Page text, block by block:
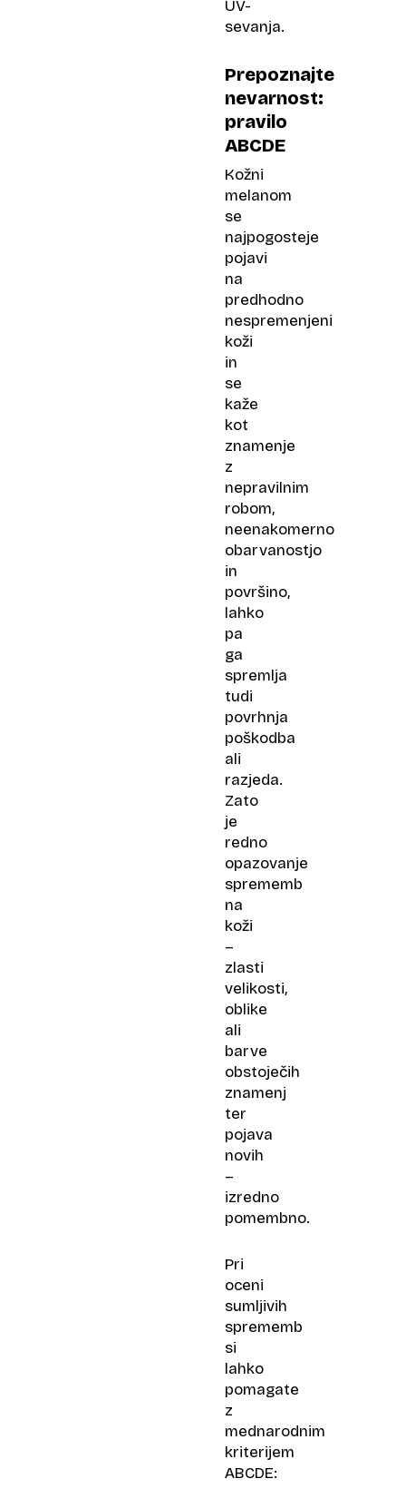
UV-
sevanja.
Prepoznajte
nevarnost:
pravilo
ABCDE
Kožni
melanom
se
najpogosteje
pojavi
na
predhodno
nespremenjeni
koži
in
se
kaže
kot
znamenje
z
nepravilnim
robom,
neenakomerno
obarvanostjo
in
površino,
lahko
pa
ga
spremlja
tudi
povrhnja
poškodba
ali
razjeda.
Zato
je
redno
opazovanje
sprememb
na
koži
–
zlasti
velikosti,
oblike
ali
barve
obstoječih
znamenj
ter
pojava
novih
–
izredno
pomembno.
Pri
oceni
sumljivih
sprememb
si
lahko
pomagate
z
mednarodnim
kriterijem
ABCDE: